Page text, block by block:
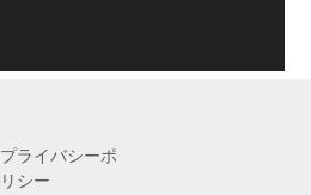
プライバシーポ
リシー